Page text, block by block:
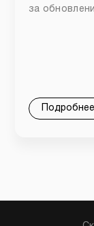
за
Подробнее